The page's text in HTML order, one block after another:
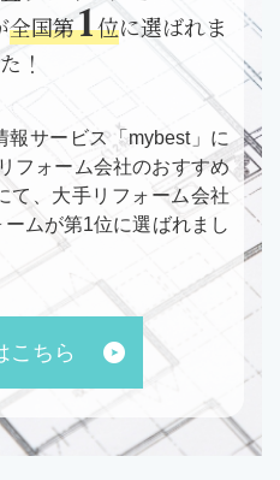
全国第1位に選ばれま
！
報サービス「mybest」に
フォーム会社のおすすめ
て、大手リフォーム会社
ムが第1位に選ばれまし
こちら